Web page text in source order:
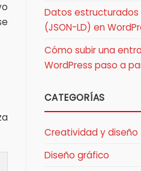
Datos estructurados
(JSON-LD) en
Cómo subir una
WordPress paso a
CATEGORÍAS
Creatividad y diseño
Diseño gráfico